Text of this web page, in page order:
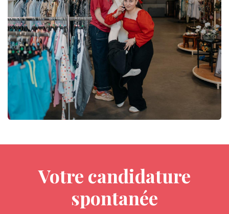
Votre candidature
spontanée